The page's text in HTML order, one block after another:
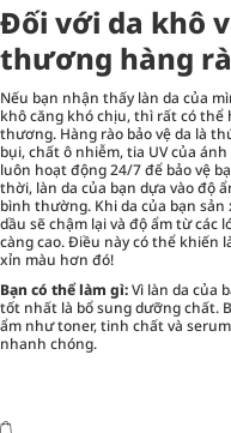
Đối với da khô
thương hàng
Nếu bạn nhận thấy làn da của
khô căng khó chịu, thì rất có thể
thương. Hàng rào bảo vệ da là
bụi, chất ô nhiễm, tia UV của
luôn hoạt động 24/7 để bảo vệ
thời, làn da của bạn dựa vào độ
bình thường. Khi da của bạn
dầu sẽ chậm lại và độ ẩm từ các
càng cao. Điều này có thể khiến
xỉn màu hơn đó!
Bạn có thể làm gì:Vì làn da của
tốt nhất là bổ sung dưỡng chất.
ẩm như toner, tinh chất và
nhanh chóng.